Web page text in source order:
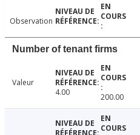
Observation
Number of tenant firms
Valeur
4.00
200.00